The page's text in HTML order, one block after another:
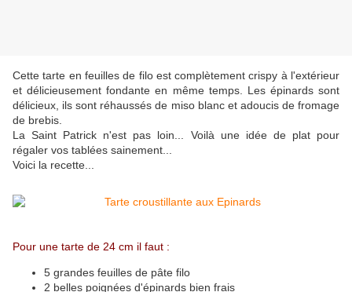
Cette tarte en feuilles de filo est complètement crispy à l'extérieur
et délicieusement fondante en même temps. Les épinards sont
délicieux, ils sont réhaussés de miso blanc et adoucis de fromage
de brebis.
La Saint Patrick n'est pas loin... Voilà une idée de plat pour
régaler vos tablées sainement...
Voici la recette...
Pour une tarte de 24 cm il faut :
5 grandes feuilles de pâte filo
2 belles poignées d'épinards bien frais